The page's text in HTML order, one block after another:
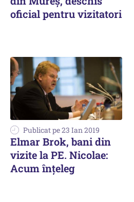
oficial pentru vizitatori
Publicat pe 23 Ian 2019
Elmar Brok, bani din
vizite la PE. Nicolae:
Acum înțeleg